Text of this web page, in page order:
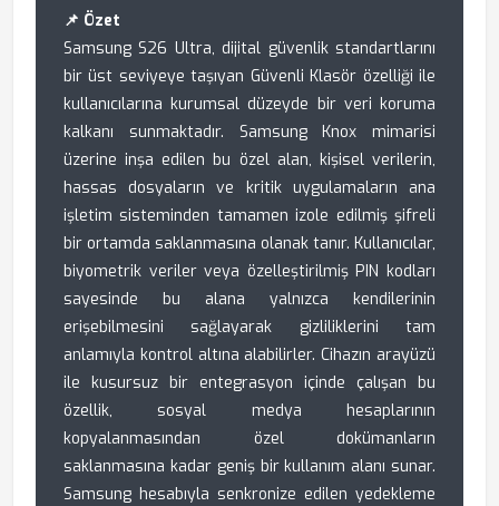
📌 Özet
Samsung S26 Ultra, dijital güvenlik standartlarını
bir üst seviyeye taşıyan Güvenli Klasör özelliği ile
kullanıcılarına kurumsal düzeyde bir veri koruma
kalkanı sunmaktadır. Samsung Knox mimarisi
üzerine inşa edilen bu özel alan, kişisel verilerin,
hassas dosyaların ve kritik uygulamaların ana
işletim sisteminden tamamen izole edilmiş şifreli
bir ortamda saklanmasına olanak tanır. Kullanıcılar,
biyometrik veriler veya özelleştirilmiş PIN kodları
sayesinde bu alana yalnızca kendilerinin
erişebilmesini sağlayarak gizliliklerini tam
anlamıyla kontrol altına alabilirler. Cihazın arayüzü
ile kusursuz bir entegrasyon içinde çalışan bu
özellik, sosyal medya hesaplarının
kopyalanmasından özel dokümanların
saklanmasına kadar geniş bir kullanım alanı sunar.
Samsung hesabıyla senkronize edilen yedekleme